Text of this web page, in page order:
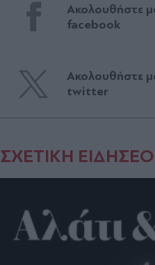
Ακολουθήστε
facebook
Ακολουθήστε
twitter
ΣΧΕΤΙΚΗ